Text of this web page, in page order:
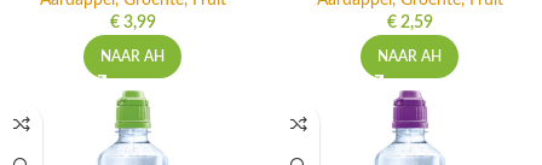
€3,99
NAAR AH
€2,59
NAAR AH